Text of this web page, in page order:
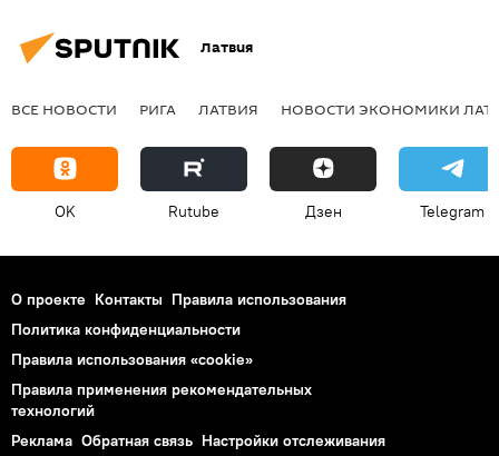
Латвия
ВСЕ НОВОСТИ РИГА ЛАТВИЯ НОВОСТИ ЭКОНОМИКИ
OK Rutube Дзен Telegram
О проекте Контакты Правила использования
Политика конфиденциальности
Правила использования «cookie»
Правила применения рекомендательных
технологий
Реклама Обратная связь Настройки отслеживания